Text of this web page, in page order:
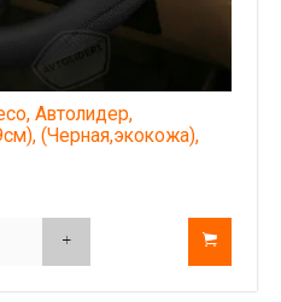
Автолидер,
(Черная,экокожа),